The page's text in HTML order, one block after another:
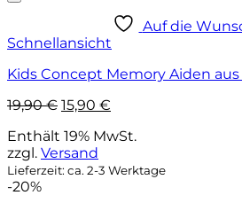
Auf die
Schnellansicht
Kids Concept Memory Aiden aus
19,90€ Ursprünglicher
war:
19,90 €
15,90 €
ist:
Enthält 19% MwSt.
zzgl. Versand
Lieferzeit: ca. 2-3 Werktage
-20%